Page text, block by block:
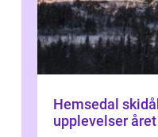
Hemsedal skidåkning, natur och
upplevelser